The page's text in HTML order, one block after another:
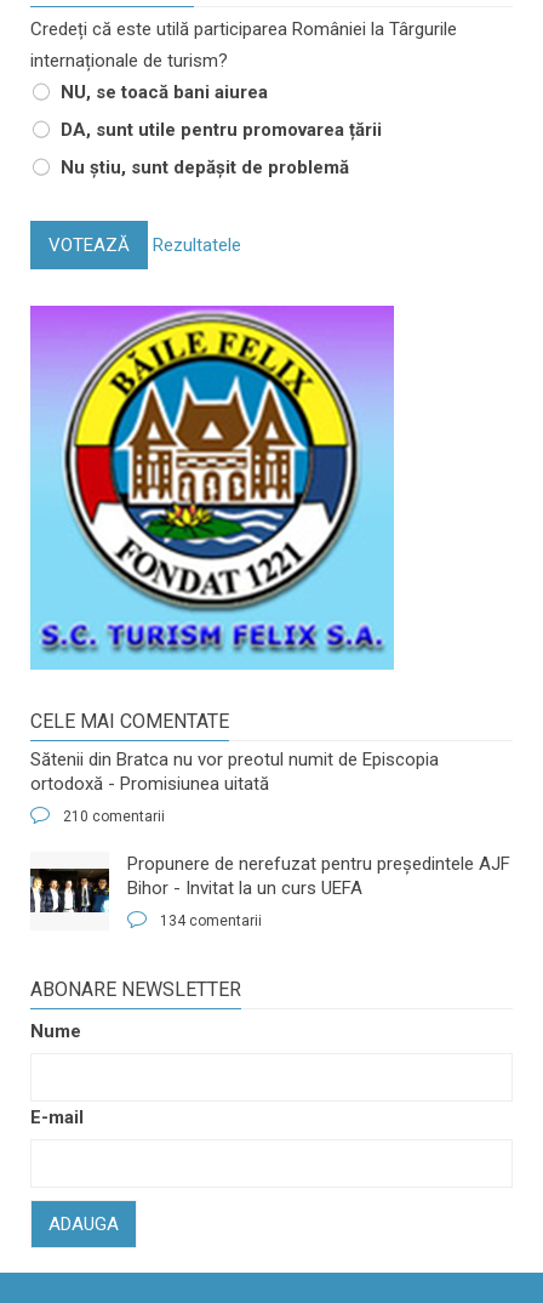
Credeți că este utilă participarea României la Târgurile
internaționale de turism?
NU, se toacă bani aiurea
DA, sunt utile pentru promovarea țării
Nu știu, sunt depășit de problemă
VOTEAZĂ Rezultatele
CELE MAI COMENTATE
Sătenii din Bratca nu vor preotul numit de Episcopia
ortodoxă - Promisiunea uitată
210 comentarii
​Propunere de nerefuzat pentru preşedintele AJF
Bihor - Invitat la un curs UEFA
134 comentarii
ABONARE NEWSLETTER
Nume
E-mail
ADAUGA